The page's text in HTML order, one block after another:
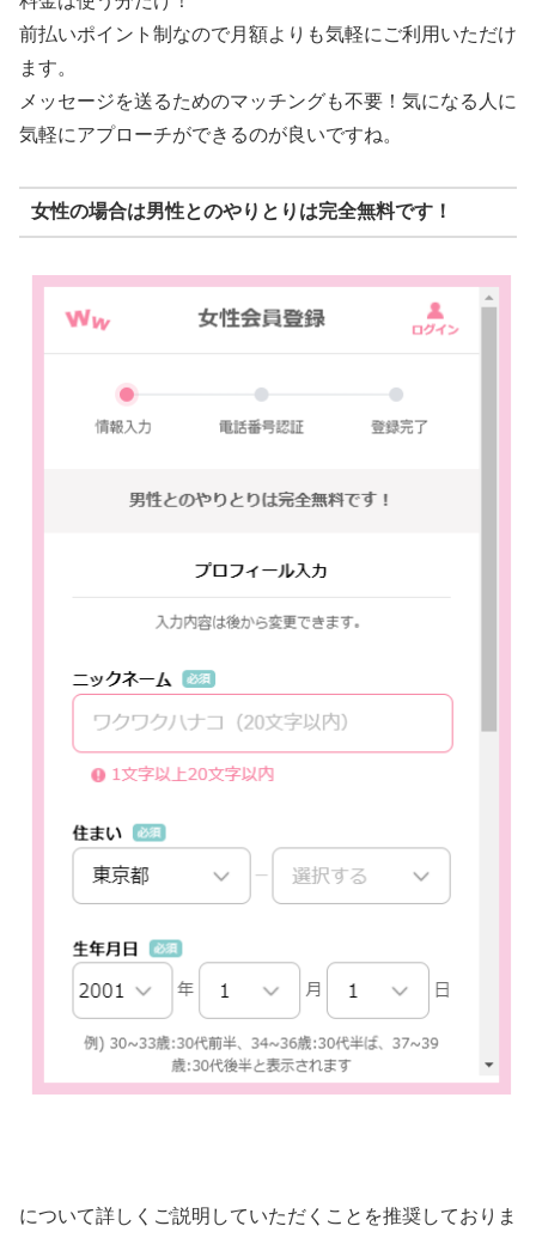
前払いポイント制なので月額よりも気軽にご利用いただけ
ます。
メッセージを送るためのマッチングも不要！気になる人に
気軽にアプローチができるのが良いですね。
女性の場合は男性とのやりとりは完全無料です！
について詳しくご説明していただくことを推奨しておりま